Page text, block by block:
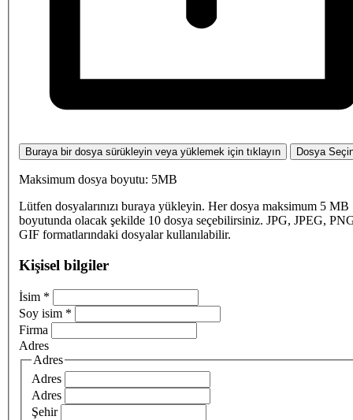
Buraya bir dosya sürükleyin veya yüklemek için tıklayın Dosya
Maksimum dosya boyutu: 5MB
Lütfen dosyalarınızı buraya yükleyin. Her dosya maksimum 5 MB
boyutunda olacak şekilde 10 dosya seçebilirsiniz. JPG, JPEG,
GIF formatlarındaki dosyalar kullanılabilir.
Kişisel bilgiler
İsim *
Soy isim *
Firma
Adres
Adres
Adres
Adres
Şehir